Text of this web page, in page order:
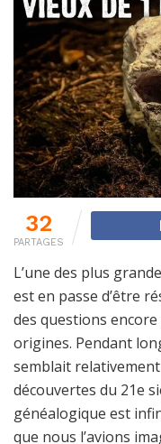
32
PARTAGES
L’une des plus
est en passe d’être
des questions
origines. Pendant
semblait
découvertes du 21e
généalogique est
que nous l’avions